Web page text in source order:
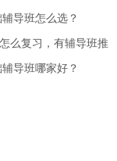
导班怎么选？
么复习，有辅导班推
导班哪家好？